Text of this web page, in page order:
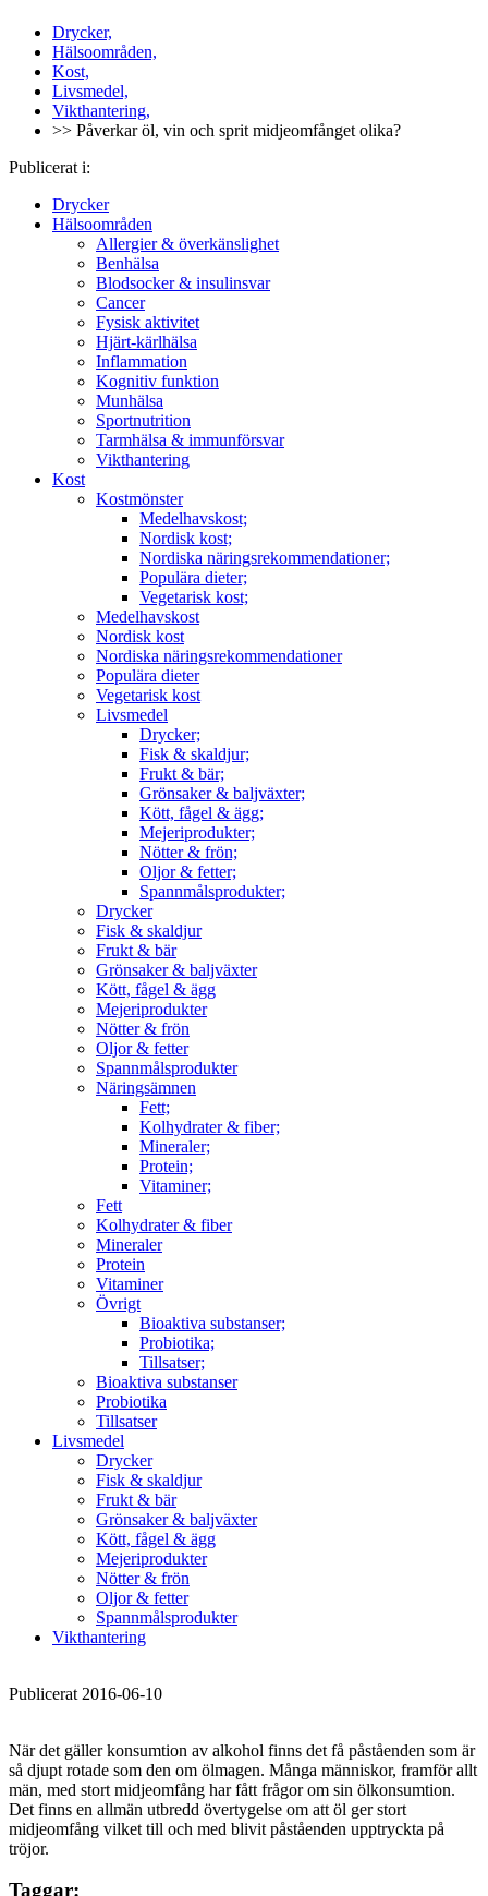
Drycker,
Hälsoområden,
Kost,
Livsmedel,
Vikthantering,
>> Påverkar öl, vin och sprit midjeomfånget olika?
Publicerat i:
Drycker
Hälsoområden
Allergier & överkänslighet
Benhälsa
Blodsocker & insulinsvar
Cancer
Fysisk aktivitet
Hjärt-kärlhälsa
Inflammation
Kognitiv funktion
Munhälsa
Sportnutrition
Tarmhälsa & immunförsvar
Vikthantering
Kost
Kostmönster
Medelhavskost;
Nordisk kost;
Nordiska näringsrekommendationer;
Populära dieter;
Vegetarisk kost;
Medelhavskost
Nordisk kost
Nordiska näringsrekommendationer
Populära dieter
Vegetarisk kost
Livsmedel
Drycker;
Fisk & skaldjur;
Frukt & bär;
Grönsaker & baljväxter;
Kött, fågel & ägg;
Mejeriprodukter;
Nötter & frön;
Oljor & fetter;
Spannmålsprodukter;
Drycker
Fisk & skaldjur
Frukt & bär
Grönsaker & baljväxter
Kött, fågel & ägg
Mejeriprodukter
Nötter & frön
Oljor & fetter
Spannmålsprodukter
Näringsämnen
Fett;
Kolhydrater & fiber;
Mineraler;
Protein;
Vitaminer;
Fett
Kolhydrater & fiber
Mineraler
Protein
Vitaminer
Övrigt
Bioaktiva substanser;
Probiotika;
Tillsatser;
Bioaktiva substanser
Probiotika
Tillsatser
Livsmedel
Drycker
Fisk & skaldjur
Frukt & bär
Grönsaker & baljväxter
Kött, fågel & ägg
Mejeriprodukter
Nötter & frön
Oljor & fetter
Spannmålsprodukter
Vikthantering
Publicerat 2016-06-10
När det gäller konsumtion av alkohol finns det få påståenden som är
så djupt rotade som den om ölmagen. Många människor, framför allt
män, med stort midjeomfång har fått frågor om sin ölkonsumtion.
Det finns en allmän utbredd övertygelse om att öl ger stort
midjeomfång vilket till och med blivit påståenden upptryckta på
tröjor.
Taggar: